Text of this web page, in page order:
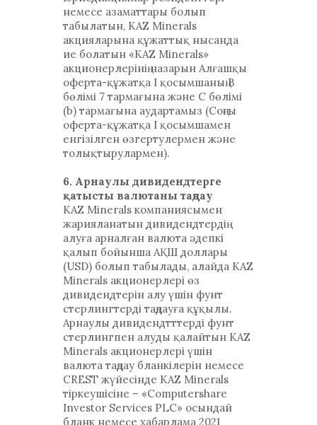
немесе азаматтары болып
табылатын, KAZ Minerals
акцияларына құжаттық нысанда
ие болатын «KAZ Minerals»
акционерлерінің назарын Алғашқы
оферта-құжатқа I қосымшаның В
бөлімі 7 тармағына және С бөлімі
(b) тармағына аудартамыз (Соңғы
оферта-құжатқа I қосымшамен
енгізілген өзгертулермен және
толықтырулармен).
6. Арнаулы дивидендтерге
қатысты валютаны таңдау
KAZ Minerals компаниясымен
жарияланатын дивидендтердің
алуға арналған валюта әдепкі
қалып бойынша АҚШ доллары
(USD) болып табылады, алайда KAZ
Minerals акционерлері өз
дивидендтерін алу үшін фунт
стерлингтерді таңдауға құқылы.
Арнаулы дивидендтттерді фунт
стерлингпен алуды қалайтын KAZ
Minerals акционерлері үшін
валюта таңдау бланкілерін немесе
CREST жүйесінде KAZ Minerals
тіркеушісіне – «Computershare
Investor Services PLC» осындай
бланк немесе хабарлама 2021